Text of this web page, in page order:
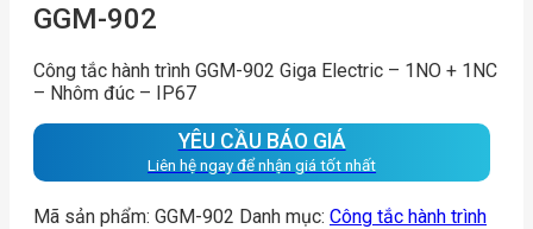
GGM-902
Công tắc hành trình GGM-902 Giga Electric – 1NO + 1NC
– Nhôm đúc – IP67
YÊU CẦU BÁO GIÁ
Liên hệ ngay để nhận giá tốt nhất
Mã sản phẩm: GGM-902 Danh mục: Công tắc hành trình